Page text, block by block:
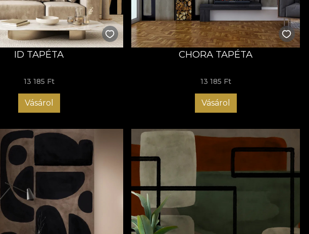
térbe, amely teljes figyelmünket igényli, érzékeinket egy hiperérzékeny
fejlődjünk. Tudat alatt a teremtés aktusává válik egy szükséglet, hogy
társadalmi és még generációkon átívelően is. Tudtunkon kívül minden
VLAdiLA-tól
és kontrasztok időtlen szépségében.
hoznak otthonának falaira, amelyek zökkenőmentesen illeszkednek
nyújtva.
formái sem ismernek határokat vagy szabályokat, lehetővé téve, hogy
Az "Escapism Series" arra ösztönöz minket, hogy szabaduljunk meg attól, amit
utazásba kezdve a szépség és a kreativitás révén. E kollekció
átadhassa a képzeletbeli koncepciókat, majd gondosan, ügyes kézzel
ID TAPÉTA
13 185 Ft
Vásárol
CHORA TAPÉTA
13 185 Ft
Vásárol